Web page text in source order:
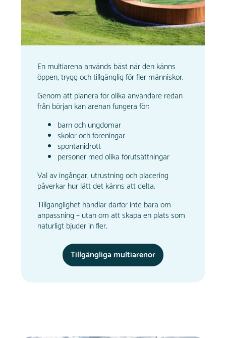
En multiarena används bäst när den känns
öppen, trygg och tillgänglig för fler människor.
Genom att planera för olika användare redan
från början kan arenan fungera för:
barn och ungdomar
skolor och föreningar
spontanidrott
personer med olika förutsättningar
Val av ingångar, utrustning och placering
påverkar hur lätt det känns att delta.
Tillgänglighet handlar därför inte bara om
anpassning – utan om att skapa en plats som
naturligt bjuder in fler.
Tillgängliga multiarenor